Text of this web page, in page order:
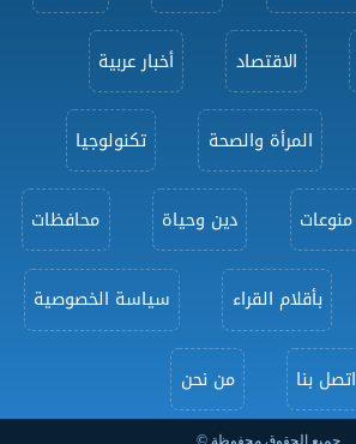
الاقتصاد أخبار عربية
المرأة والصحة تكنولوجيا
منوعات دين وحياة محافظات
بأقلام القراء سياسة الخصوصية
اتصل بنا من نحن
جميع الحقوق محفوظة ©